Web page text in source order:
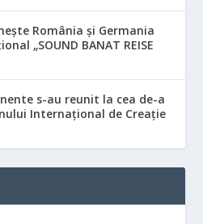
România și Germania
„SOUND BANAT REISE
s-au reunit la cea de-a
Internațional de Creație